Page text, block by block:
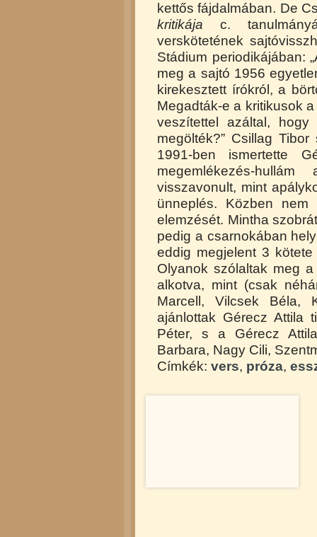
kettős fájdalmában. De
kritikája c.
verskötetének
Stádium periodikájában:
meg a sajtó 1956
kirekesztett írókról, a
Megadták-e a kritikusok
veszítettel azáltal,
megölték?” Csillag
1991-ben ismertette
megemlékezés-
visszavonult, mint
ünneplés. Közben
elemzését. Mintha
pedig a csarnokában
eddig megjelent 3
Olyanok szólaltak meg
alkotva, mint (csak
Marcell, Vilcsek Béla,
ajánlottak Gérecz Attila
Péter, s a Gérecz
Barbara, Nagy Cili,
Címkék: vers, próza,